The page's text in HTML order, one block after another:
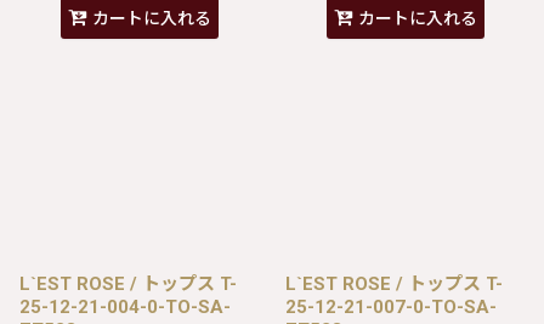
カートに入れる カートに入れる
L`EST ROSE / トップス T-
25-12-21-004-0-TO-SA-
L`EST ROSE / トップス T-
25-12-21-007-0-TO-SA-